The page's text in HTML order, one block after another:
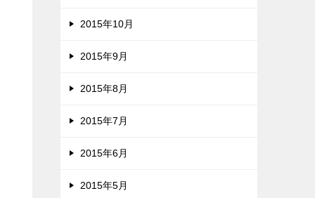
2015年10月
2015年9月
2015年8月
2015年7月
2015年6月
2015年5月